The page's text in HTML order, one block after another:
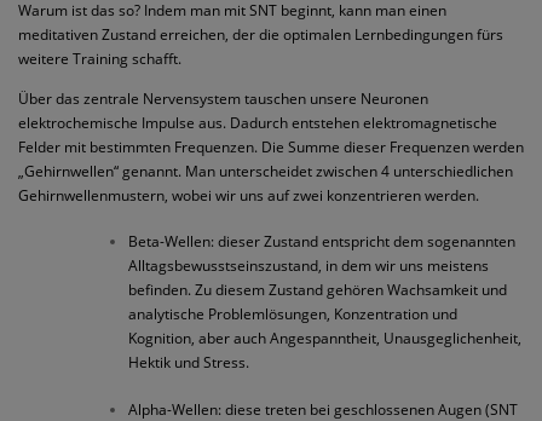
Warum ist das so? Indem man mit SNT beginnt, kann man einen
meditativen Zustand erreichen, der die optimalen Lernbedingungen fürs
weitere Training schafft.
Über das zentrale Nervensystem tauschen unsere Neuronen
elektrochemische Impulse aus. Dadurch entstehen elektromagnetische
Felder mit bestimmten Frequenzen. Die Summe dieser Frequenzen werden
„Gehirnwellen“ genannt. Man unterscheidet zwischen 4 unterschiedlichen
Gehirnwellenmustern, wobei wir uns auf zwei konzentrieren werden.
Beta-Wellen: dieser Zustand entspricht dem sogenannten
Alltagsbewusstseinszustand, in dem wir uns meistens
befinden. Zu diesem Zustand gehören Wachsamkeit und
analytische Problemlösungen, Konzentration und
Kognition, aber auch Angespanntheit, Unausgeglichenheit,
Hektik und Stress.
Alpha-Wellen: diese treten bei geschlossenen Augen (SNT